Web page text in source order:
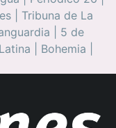
Tribuna de La
5 de
Bohemia